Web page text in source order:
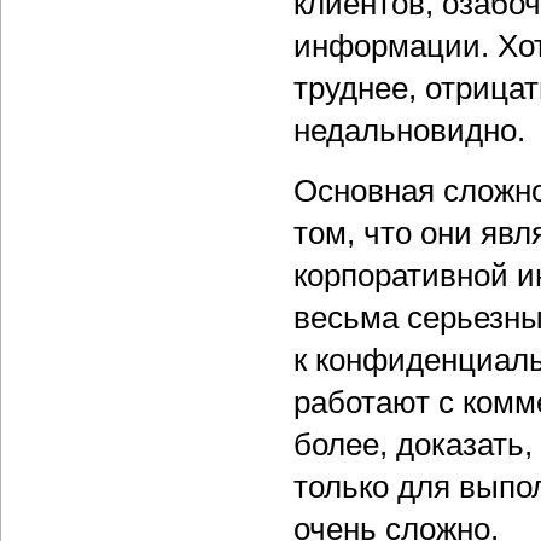
информации.
труднее,
недальновидно.
Основная
том, что они
корпоративной
весьма
к
работают с
более,
только для
очень сложно.